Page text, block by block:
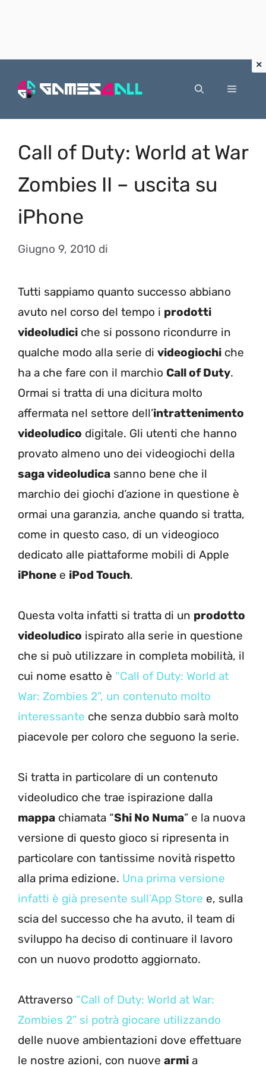
Menu
Call of Duty: World at War
Zombies II – uscita su
iPhone
Giugno 9, 2010 di
Tutti sappiamo quanto successo abbiano
avuto nel corso del tempo i prodotti
videoludici che si possono ricondurre in
qualche modo alla serie di videogiochi che
ha a che fare con il marchio Call of Duty.
Ormai si tratta di una dicitura molto
affermata nel settore dell’intrattenimento
videoludico digitale. Gli utenti che hanno
provato almeno uno dei videogiochi della
saga videoludica sanno bene che il
marchio dei giochi d’azione in questione è
ormai una garanzia, anche quando si tratta,
come in questo caso, di un videogioco
dedicato alle piattaforme mobili di Apple
iPhone e iPod Touch.
Questa volta infatti si tratta di un prodotto
videoludico ispirato alla serie in questione
che si può utilizzare in completa mobilità, il
cui nome esatto è “Call of Duty: World at
War: Zombies 2”, un contenuto molto
interessante che senza dubbio sarà molto
piacevole per coloro che seguono la serie.
Si tratta in particolare di un contenuto
videoludico che trae ispirazione dalla
mappa chiamata “Shi No Numa” e la nuova
versione di questo gioco si ripresenta in
particolare con tantissime novità rispetto
alla prima edizione. Una prima versione
infatti è già presente sull’App Store e, sulla
scia del successo che ha avuto, il team di
sviluppo ha deciso di continuare il lavoro
con un nuovo prodotto aggiornato.
Attraverso “Call of Duty: World at War:
Zombies 2” si potrà giocare utilizzando
delle nuove ambientazioni dove effettuare
le nostre azioni, con nuove armi a